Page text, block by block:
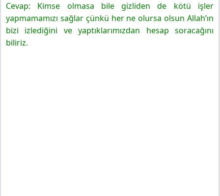
Cevap: Kimse olmasa bile gizliden de kötü işler
yapmamamızı sağlar çünkü her ne olursa olsun Allah’ın
bizi izlediğini ve yaptıklarımızdan hesap soracağını
biliriz.